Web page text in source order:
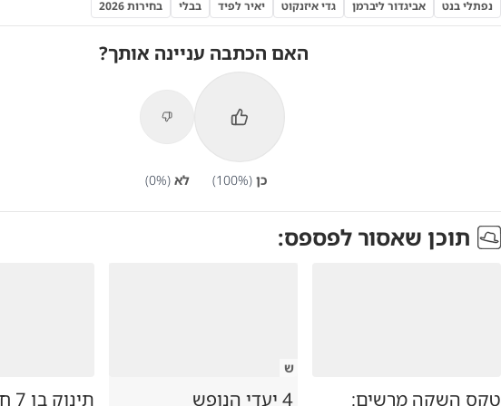
נפתלי בנט אביגדור ליברמן גדי איזנקוט יאיר לפיד בבלי בחירות 2026
האם הכתבה עניינה אותך?
כן (
100%) לא (
0%)
תוכן שאסור לפספס:
טקס השקה מרשים:
ש
4 יעדי הנופש